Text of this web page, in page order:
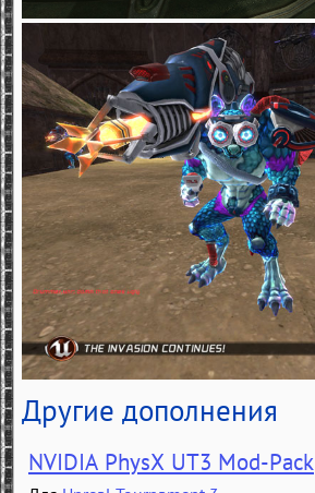
Другие дополнения
NVIDIA PhysX UT3 Mod-Pack